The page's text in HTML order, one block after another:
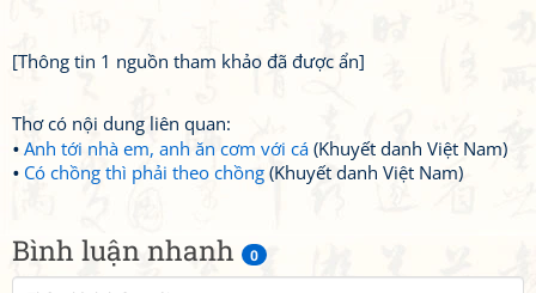
Bình luận nhanh 0
[Thông tin 1 nguồn tham khảo đã được ẩn]
Thơ có nội dung liên quan:
Anh tới nhà em, anh ăn cơm với cá (Khuyết danh Việt Nam)
Có chồng thì phải theo chồng (Khuyết danh Việt Nam)